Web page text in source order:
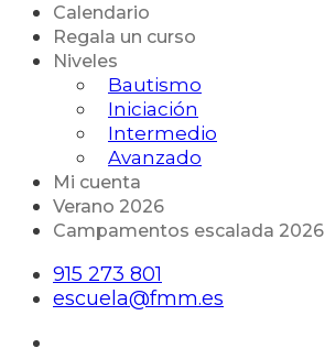
Calendario
Regala un curso
Niveles
Bautismo
Iniciación
Intermedio
Avanzado
Mi cuenta
Verano 2026
Campamentos escalada 2026
915 273 801
escuela@fmm.es